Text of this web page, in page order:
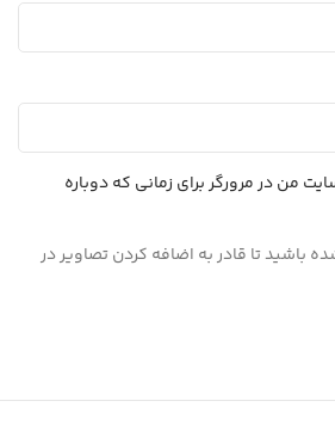
من در مرورگر برای زمانی که دوباره
باشید تا قادر به اضافه کردن تصاویر در